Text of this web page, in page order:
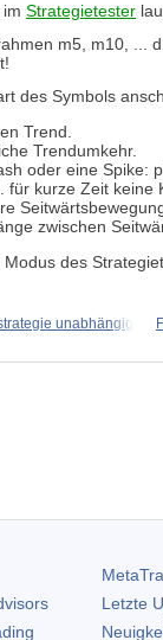
Strategietester
m5, m10, ...
des Symbols
Trend.
Trendumkehr.
oder eine Spike:
für kurze Zeit keine
zwischen
des
unabhängig
Letzte